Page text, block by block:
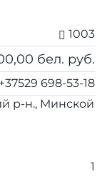
1003
бел. руб.
+37529 698-53-18
р-н., Минской
1